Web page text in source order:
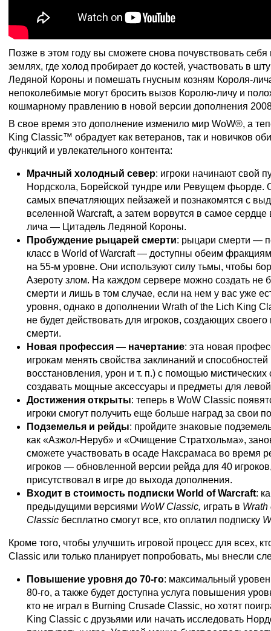
Позже в этом году вы сможете снова почувствовать
землях, где холод пробирает до костей, участвовать в
Ледяной Короны и помешать гнусным козням Короля-
непоколебимые могут бросить вызов Королю-личу и
кошмарному правлению в новой версии дополнения 2008
В свое время это дополнение изменило мир WoW®, а
King Classic™ обрадует как ветеранов, так и новичков
функций и увлекательного контента:
Мрачный холодный север: игроки начинают свой
Нордскола, Борейской тундре или Ревущем фьорде.
самых впечатляющих пейзажей и познакомятся с
вселенной Warcraft, а затем ворвутся в самое
лича — Цитадель Ледяной Короны.
Пробуждение рыцарей смерти: рыцари смерти —
класс в World of Warcraft — доступны обеим
на 55-м уровне. Они используют силу тьмы, чтобы
Азероту злом. На каждом сервере можно создать не
смерти и лишь в том случае, если на нем у вас уже
уровня, однако в дополнении Wrath of the Lich King
не будет действовать для игроков, создающих
смерти.
Новая профессия — начертание: эта новая
игрокам менять свойства заклинаний и
восстановления, урон и т. п.) с помощью
создавать мощные аксессуары и предметы для
Достижения открыты: теперь в WoW Classic
игроки смогут получить еще больше наград за свои
Подземелья и рейды: пройдите знаковые
как «Азжол-Неруб» и «Очищение Стратхольма»,
сможете участвовать в осаде Наксрамаса во время
игроков — обновленной версии рейда для 40
присутствовал в игре до выхода дополнения.
Входит в стоимость подписки World of Warcraft:
предыдущими версиями WoW Classic, играть в Wrath
Classic бесплатно смогут все, кто оплатил подписку
Кроме того, чтобы улучшить игровой процесс для всех,
Classic или только планирует попробовать, мы внесли
Повышение уровня до 70-го: максимальный
80-го, а также будет доступна услуга повышения
кто не играл в Burning Crusade Classic, но хотят
King Classic с друзьями или начать исследовать